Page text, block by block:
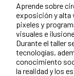
Aprende sobre
exposición y alta
pixeles y
visuales e
Durante el taller
tecnologías,
conocimiento
la realidad y los